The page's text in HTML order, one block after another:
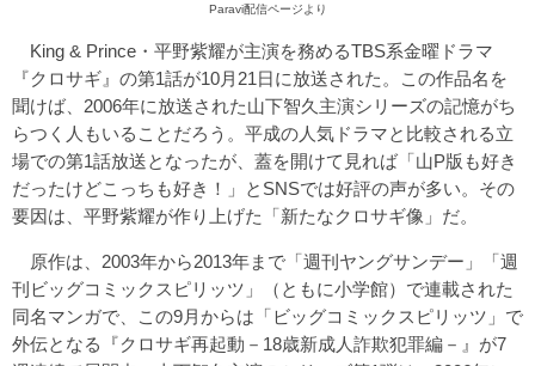
Paravi配信ページ より
King & Prince・平野紫耀が主演を務めるTBS系金曜ドラマ
『クロサギ』の第1話が10月21日に放送された。この作品名を
聞けば、2006年に放送された山下智久主演シリーズの記憶がち
らつく人もいることだろう。平成の人気ドラマと比較される立
場での第1話放送となったが、蓋を開けて見れば「山P版も好き
だったけどこっちも好き！」とSNSでは好評の声が多い。その
要因は、平野紫耀が作り上げた「新たなクロサギ像」だ。
原作は、2003年から2013年まで「週刊ヤングサンデー」「週
刊ビッグコミックスピリッツ」（ともに小学館）で連載された
同名マンガで、この9月からは「ビッグコミックスピリッツ」で
外伝となる『クロサギ再起動－18歳新成人詐欺犯罪編－』が7